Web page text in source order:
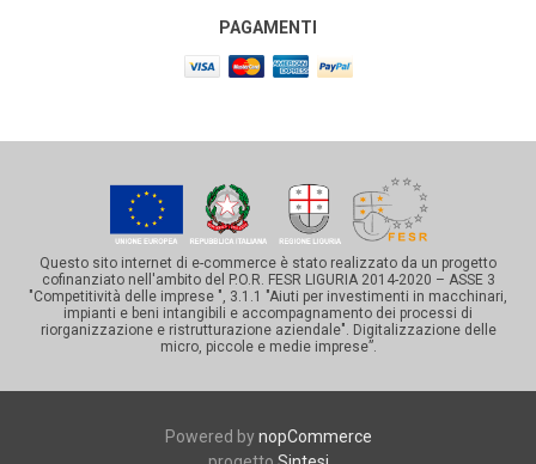
PAGAMENTI
Questo sito internet di e-commerce è stato realizzato da un progetto
cofinanziato nell'ambito del P.O.R. FESR LIGURIA 2014-2020 – ASSE 3
"Competitività delle imprese ", 3.1.1 "Aiuti per investimenti in macchinari,
impianti e beni intangibili e accompagnamento dei processi di
riorganizzazione e ristrutturazione aziendale". Digitalizzazione delle
micro, piccole e medie imprese”.
Powered bynopCommerce